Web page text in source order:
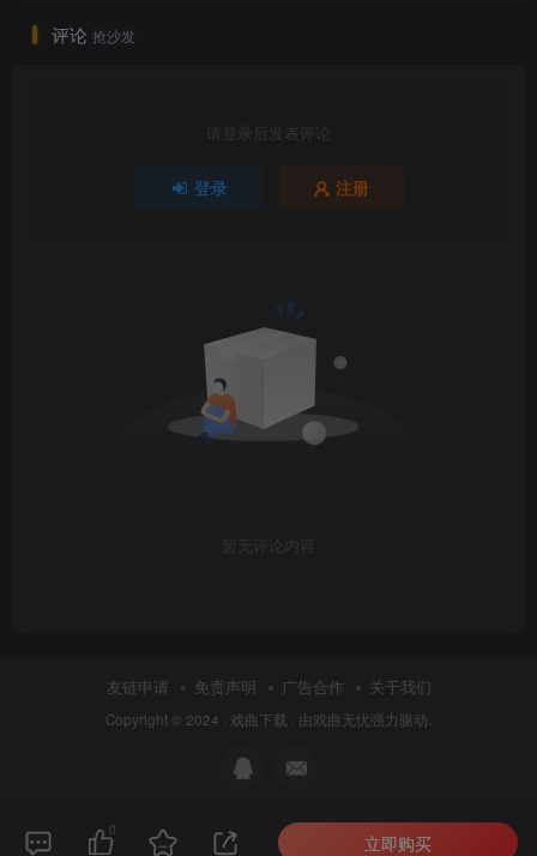
评论 抢沙发
请登录后发表评论
登录 注册
暂无评论内容
友链申请 免责声明 广告合作 关于我们
Copyright © 2024 · 戏曲下载 · 由戏曲无忧强力驱动.
0
立即购买